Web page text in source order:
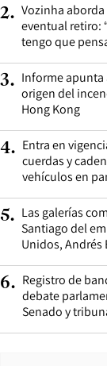
2. Vozinha
eventual retiro:
tengo que
3. Informe apunta
origen del
Hong Kong
4. Entra en
cuerdas y
vehículos en
5. Las galerías
Santiago del
Unidos, Andrés
6. Registro de
debate
Senado y